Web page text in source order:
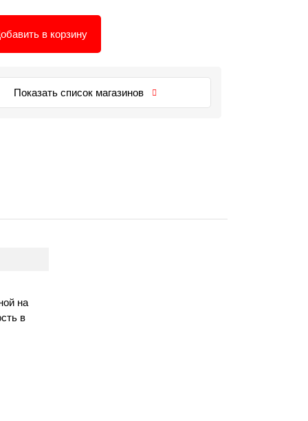
в корзину
Показать список магазинов
на
в